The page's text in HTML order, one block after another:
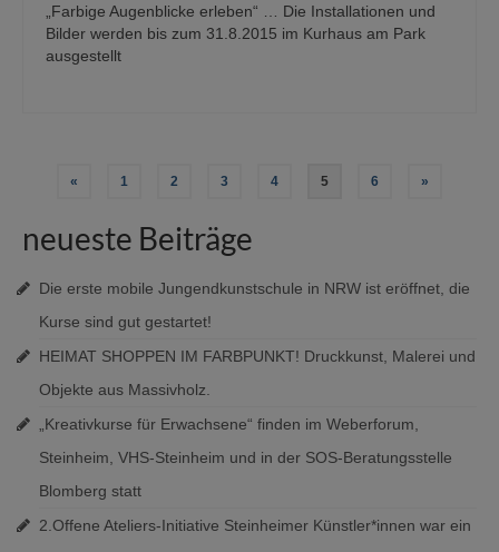
„Farbige Augenblicke erleben“ … Die Installationen und
Bilder werden bis zum 31.8.2015 im Kurhaus am Park
ausgestellt
Beitragsnavigation
« 1 2 3 4 5 6 »
neueste Beiträge
Die erste mobile Jungendkunstschule in NRW ist eröffnet, die
Kurse sind gut gestartet!
HEIMAT SHOPPEN IM FARBPUNKT! Druckkunst, Malerei und
Objekte aus Massivholz.
„Kreativkurse für Erwachsene“ finden im Weberforum,
Steinheim, VHS-Steinheim und in der SOS-Beratungsstelle
Blomberg statt
2.Offene Ateliers-Initiative Steinheimer Künstler*innen war ein